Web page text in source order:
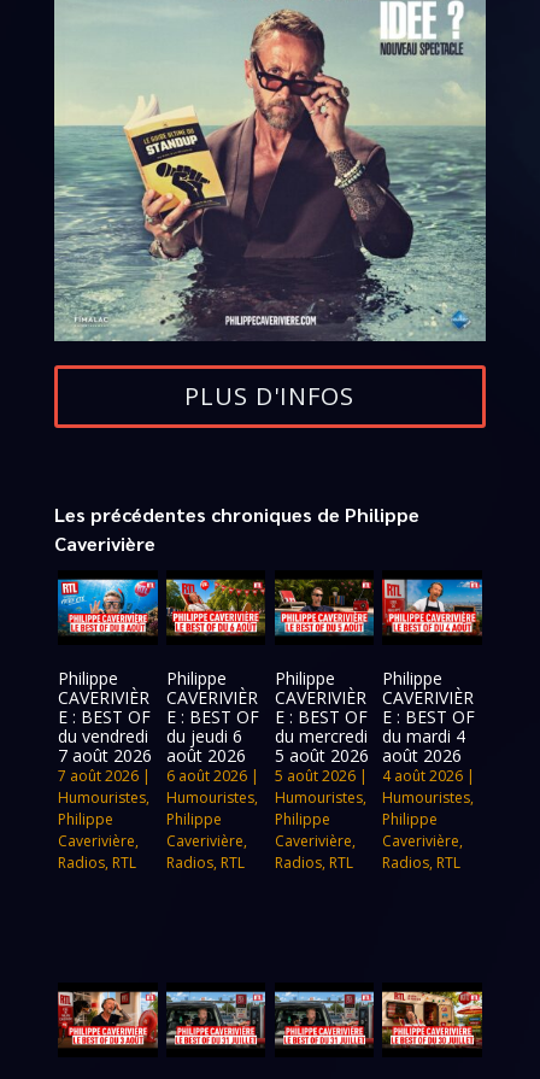
PLUS D'INFOS
Les précédentes chroniques de Philippe
Caverivière
Philippe
CAVERIVIÈR
E : BEST OF
du vendredi
7 août 2026
7 août 2026 |
Humouristes,
Philippe
Caverivière,
Radios, RTL
Philippe
CAVERIVIÈR
E : BEST OF
du jeudi 6
août 2026
6 août 2026|
Humouristes,
Philippe
Caverivière,
Radios, RTL
Philippe
CAVERIVIÈR
E : BEST OF
du mercredi
5 août 2026
5 août 2026|
Humouristes,
Philippe
Caverivière,
Radios, RTL
Philippe
CAVERIVIÈR
E : BEST OF
du mardi 4
août 2026
4 août 2026 |
Humouristes,
Philippe
Caverivière,
Radios, RTL